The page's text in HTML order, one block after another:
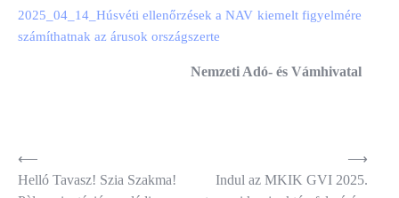
2025_04_14_Húsvéti ellenőrzések a NAV kiemelt figyelmére
számíthatnak az árusok országszerte
Nemzeti Adó- és Vámhivatal
Bejegyzés
navigáció
⟵
Helló Tavasz! Szia Szakma!
Indul az MKIK GVI 2025.
⟶